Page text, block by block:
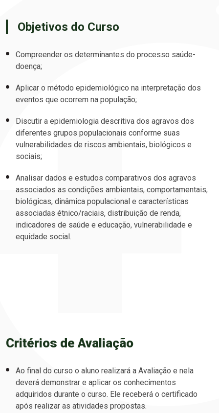
Objetivos do Curso
Compreender os determinantes do processo saúde-
doença;
Aplicar o método epidemiológico na interpretação dos
eventos que ocorrem na população;
Discutir a epidemiologia descritiva dos agravos dos
diferentes grupos populacionais conforme suas
vulnerabilidades de riscos ambientais, biológicos e
sociais;
Analisar dados e estudos comparativos dos agravos
associados as condições ambientais, comportamentais,
biológicas, dinâmica populacional e características
associadas étnico/raciais, distribuição de renda,
indicadores de saúde e educação, vulnerabilidade e
equidade social.
Critérios de Avaliação
Ao final do curso o aluno realizará a Avaliação e nela
deverá demonstrar e aplicar os conhecimentos
adquiridos durante o curso. Ele receberá o certificado
após realizar as atividades propostas.